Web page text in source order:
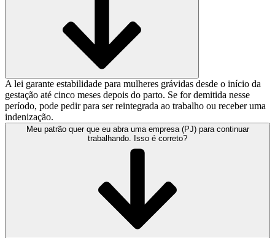
A lei garante estabilidade para mulheres grávidas desde o início da
gestação até cinco meses depois do parto. Se for demitida nesse
período, pode pedir para ser reintegrada ao trabalho ou receber uma
indenização.
Meu patrão quer que eu abra uma empresa (PJ) para continuar
trabalhando. Isso é correto?